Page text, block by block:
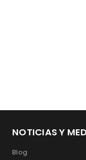
NOTICIAS Y
Blog